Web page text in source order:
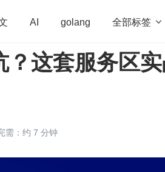
AI golang 全部标签 
学习方法 Web3.0 高
？这套服务区
需：约 7 分钟